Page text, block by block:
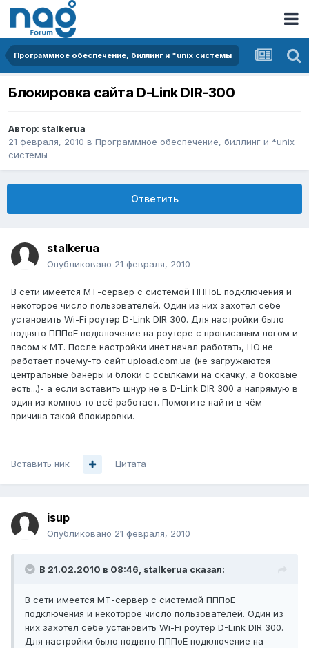
Программное обеспечение, биллинг и *unix системы
Блокировка сайта D-Link DIR-300
Автор: stalkerua
21 февраля, 2010 в Программное обеспечение, биллинг и *unix
системы
Ответить
stalkerua
Опубликовано 21 февраля, 2010
В сети имеется МТ-сервер с системой ПППоЕ подключения и
некоторое число пользователей. Один из них захотел себе
установить Wi-Fi роутер D-Link DIR 300. Для настройки было
поднято ПППоЕ подключение на роутере с прописаным логом и
пасом к МТ. После настройки инет начал работать, НО не
работает почему-то сайт upload.com.ua (не загружаются
центральные банеры и блоки с ссылками на скачку, а боковые
есть...)- а если вставить шнур не в D-Link DIR 300 а напрямую в
один из компов то всё работает. Помогите найти в чём
причина такой блокировки.
Вставить ник Цитата
isup
Опубликовано 21 февраля, 2010
В 21.02.2010 в 08:46, stalkerua сказал:
В сети имеется МТ-сервер с системой ПППоЕ
подключения и некоторое число пользователей. Один из
них захотел себе установить Wi-Fi роутер D-Link DIR 300.
Для настройки было поднято ПППоЕ подключение на